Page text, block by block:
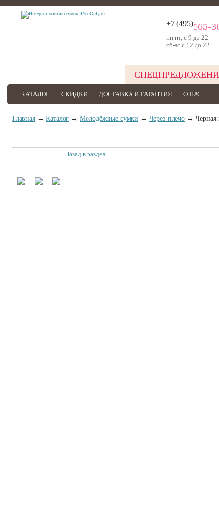
+7 (495)565-
пн-пт, с 9 до 22
сб-вс с 12 до 22
КАТАЛОГ СКИДКИ ДОСТАВКА И ГАРАНТИЯ О НАС
Главная → Каталог → Молодёжные сумки → Через плечо → Черная
Назад в раздел